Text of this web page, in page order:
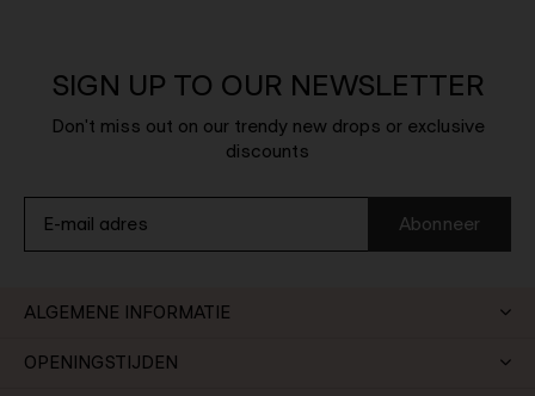
SIGN UP TO OUR NEWSLETTER
Don't miss out on our trendy new drops or exclusive
discounts
Abonneer
ALGEMENE INFORMATIE
OPENINGSTIJDEN